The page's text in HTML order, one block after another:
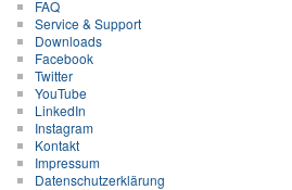
FAQ
Service & Support
Downloads
Facebook
Twitter
YouTube
LinkedIn
Instagram
Kontakt
Impressum
Datenschutzerklärung